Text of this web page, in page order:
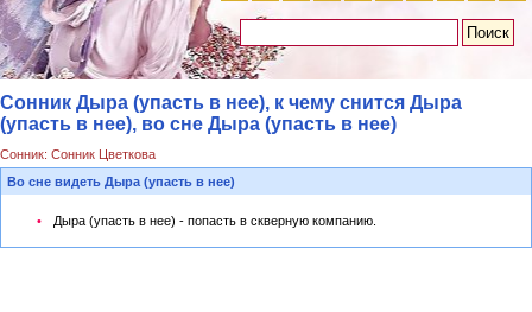
Сонник Дыра (упасть в нее), к чему снится Дыра
(упасть в нее), во сне Дыра (упасть в нее)
Сонник: Сонник Цветкова
Во сне видеть Дыра (упасть в нее)
Дыра (упасть в нее) - попасть в скверную компанию.